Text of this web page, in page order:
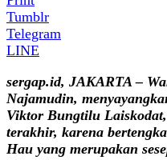
Tumblr
Telegram
LINE
sergap.id, JAKARTA –
Najamudin,
Viktor Bungtilu
terakhir, karena
Hau yang merupakan